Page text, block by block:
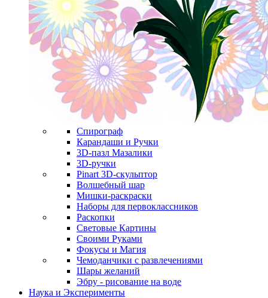
Спирограф
Карандаши и Ручки
3D-пазл Мазалики
3D-ручки
Pinart 3D-скульптор
Волшебный шар
Мишки-раскраски
Наборы для первоклассников
Раскопки
Световые Картины
Своими Руками
Фокусы и Магия
Чемоданчики с развлечениями
Шары желаний
Эбру - рисование на воде
Наука и Эксперименты